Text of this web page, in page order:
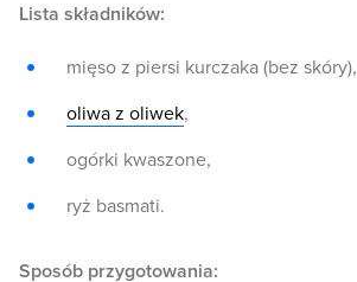
Lista składników:
mięso z piersi kurczaka (bez skóry),
oliwa z oliwek,
ogórki kwaszone,
ryż basmati.
Sposób przygotowania: